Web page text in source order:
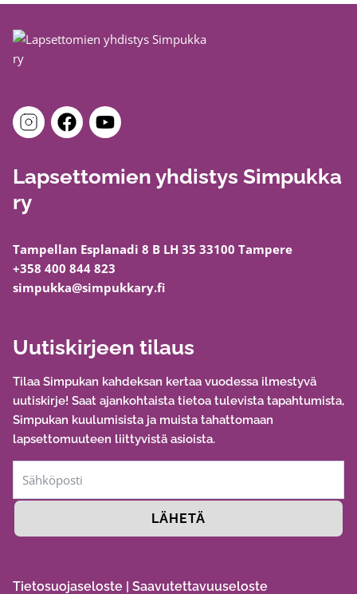
Lapsettomien yhdistys Simpukka
ry
Tampellan Esplanadi 8 B LH 35 33100 Tampere
+358 400 844 823
simpukka@simpukkary.fi
Uutiskirjeen tilaus
Tilaa Simpukan kahdeksan kertaa vuodessa ilmestyvä
uutiskirje! Saat ajankohtaista tietoa tulevista tapahtumista,
Simpukan kuulumisista ja muista tahattomaan
lapsettomuuteen liittyvistä asioista.
LÄHETÄ
Tietosuojaseloste | Saavutettavuuseloste